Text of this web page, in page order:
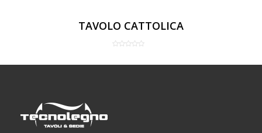
TAVOLO CATTOLICA